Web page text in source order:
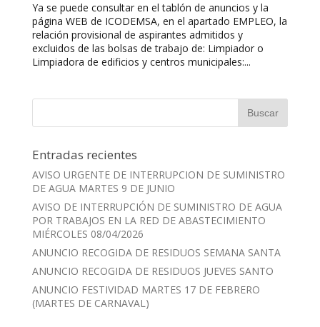
Ya se puede consultar en el tablón de anuncios y la
página WEB de ICODEMSA, en el apartado EMPLEO, la
relación provisional de aspirantes admitidos y
excluidos de las bolsas de trabajo de: Limpiador o
Limpiadora de edificios y centros municipales:...
Entradas recientes
AVISO URGENTE DE INTERRUPCION DE SUMINISTRO
DE AGUA MARTES 9 DE JUNIO
AVISO DE INTERRUPCIÓN DE SUMINISTRO DE AGUA
POR TRABAJOS EN LA RED DE ABASTECIMIENTO
MIÉRCOLES 08/04/2026
ANUNCIO RECOGIDA DE RESIDUOS SEMANA SANTA
ANUNCIO RECOGIDA DE RESIDUOS JUEVES SANTO
ANUNCIO FESTIVIDAD MARTES 17 DE FEBRERO
(MARTES DE CARNAVAL)